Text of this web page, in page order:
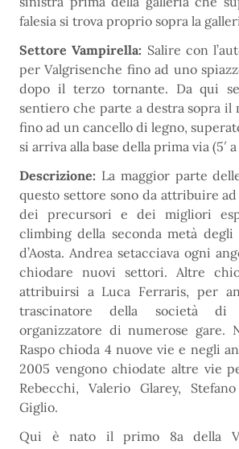
falesia si trova proprio sopra la
Settore Vampirella: Salire con
per Valgrisenche fino ad uno
dopo il terzo tornante. Da qui
sentiero che parte a destra sopra il
fino ad un cancello di legno,
si arriva alla base della prima via (5′
Descrizione: La maggior parte
questo settore sono da attribuire
dei precursori e dei migliori
climbing della seconda metà degli
d’Aosta. Andrea setacciava ogni
chiodare nuovi settori. Altre
attribuirsi a Luca Ferraris, per
trascinatore della società di
organizzatore di numerose gare.
Raspo chioda 4 nuove vie e negli
2005 vengono chiodate altre vie
Rebecchi, Valerio Glarey,
Giglio.
Qui è nato il primo 8a della